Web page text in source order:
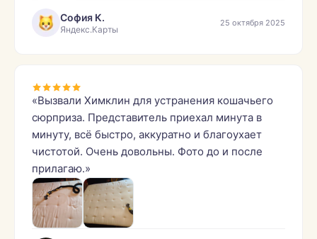
София К.
Яндекс.Карты
25 октября 2025
«Вызвали Химклин для устранения кошачьего
сюрприза. Представитель приехал минута в
минуту, всё быстро, аккуратно и благоухает
чистотой. Очень довольны. Фото до и после
прилагаю.»